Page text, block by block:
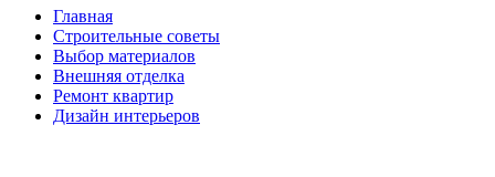
Главная
Строительные советы
Выбор материалов
Внешняя отделка
Ремонт квартир
Дизайн интерьеров